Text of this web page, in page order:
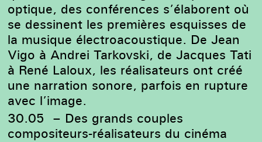
optique, des conférences s’élaborent où
se dessinent les premières esquisses de
la musique électroacoustique. De Jean
Vigo à Andrei Tarkovski, de Jacques Tati
à René Laloux, les réalisateurs ont créé
une narration sonore, parfois en rupture
avec l’image.
30.05 – Des grands couples
compositeurs-réalisateurs du cinéma